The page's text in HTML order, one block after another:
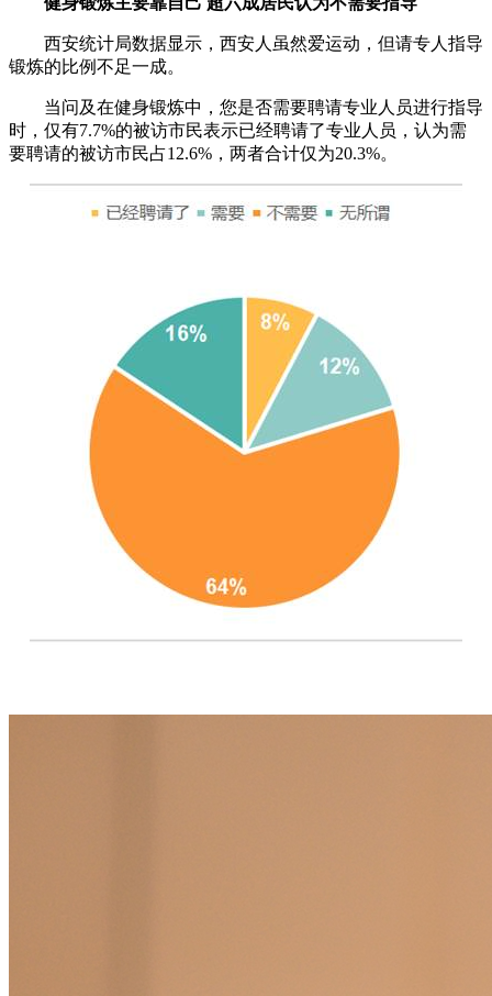
西安统计局数据显示，西安人虽然爱运动，但请专人指导
锻炼的比例不足一成。
当问及在健身锻炼中，您是否需要聘请专业人员进行指导
时，仅有7.7%的被访市民表示已经聘请了专业人员，认为需
要聘请的被访市民占12.6%，两者合计仅为20.3%。